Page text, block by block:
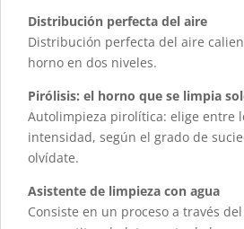
Distribución perfecta del aire
Distribución perfecta del aire
horno en dos niveles.
Pirólisis: el horno que se limpia
Autolimpieza pirolítica: elige entre
intensidad, según el grado de
olvídate.
Asistente de limpieza con agua
Consiste en un proceso a través